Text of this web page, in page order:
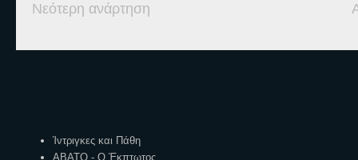
Νεότερη ανάρτηση
Ίντριγκες και Πάθη
ΑΒΑΤΟ - Ο Έκπτωτος